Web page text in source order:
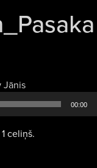
JānisAudio
atskaņotājs
00:00
celiņš.